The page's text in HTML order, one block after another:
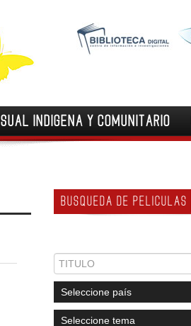
INDIGENA Y COMUNITARIO
BUSQUEDA DE PELICULAS